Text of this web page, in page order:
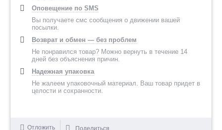
Оповещение по SMS
Вы получаете смс сообщения о движении вашей
посылки.
Возврат и обмен — без проблем
Не понравился товар? Можно вернуть в течение 14
дней без объяснения причин.
Надежная упаковка
Не жалеем упаковочный материал. Ваш товар придет в
целости и сохранности.
Отложить Поделиться